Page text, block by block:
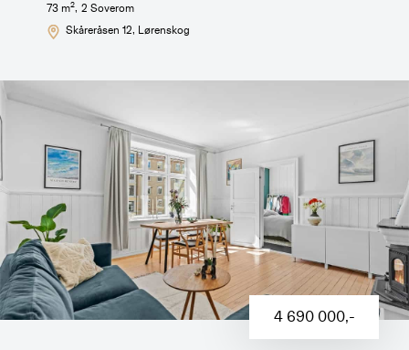
73 m2, 2 Soverom
Skåreråsen 12, Lørenskog
4 690 000,-